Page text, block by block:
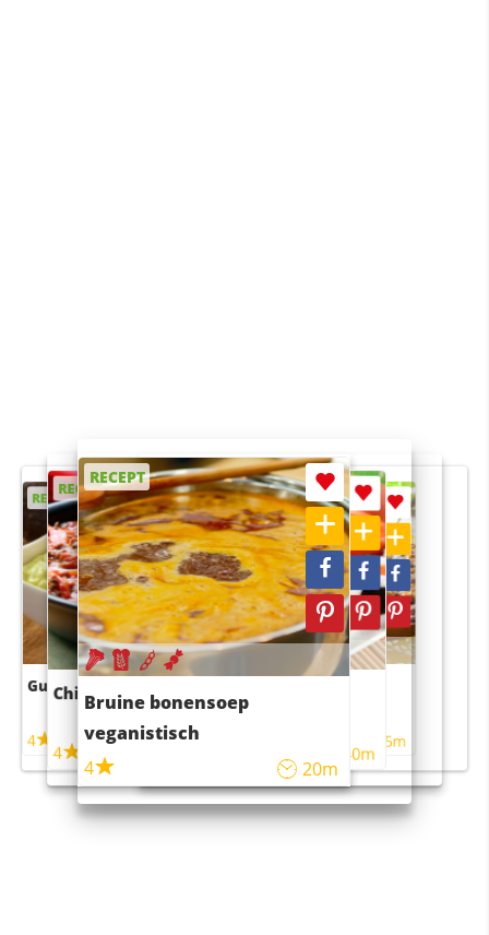
RECEPT
Guacamole
4
RECEPT
Chili con carne
4 45m
RECEPT
Bruine bonensoep
veganistisch
4
20m
RECEPT
Sushi rijstsalade
maaltijdsalade
40m
RECEPT
4 55m